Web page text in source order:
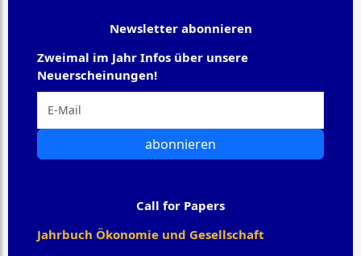
Newsletter abonnieren
Zweimal im Jahr Infos über unsere
Neuerscheinungen!
abonnieren
Call for Papers
Jahrbuch Ökonomie und Gesellschaft